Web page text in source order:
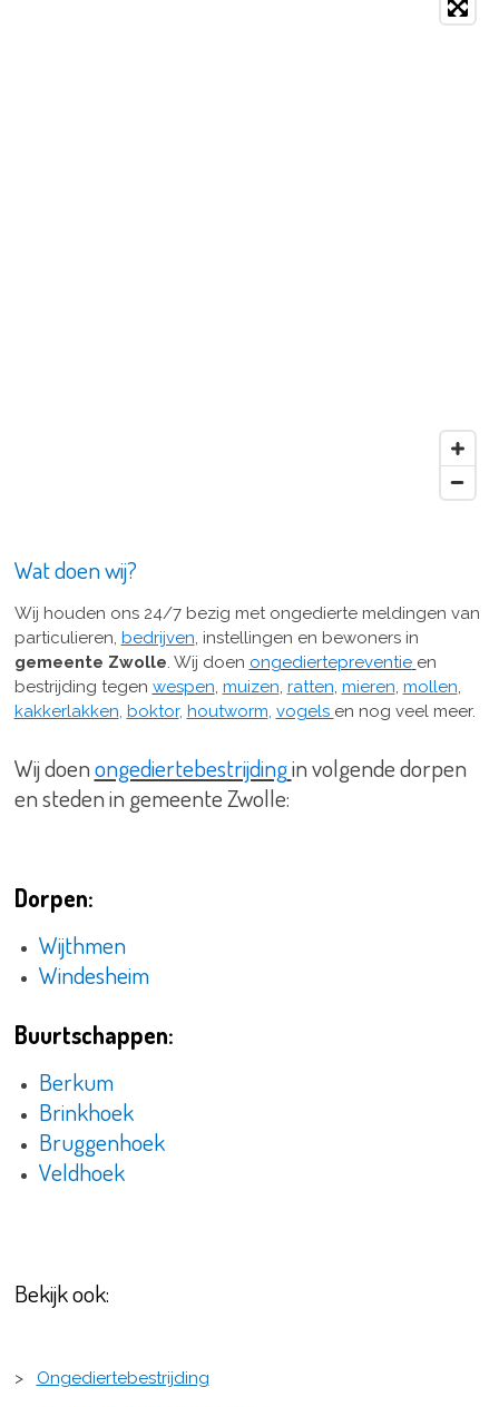
Wat doen wij?
Wij houden ons 24/7 bezig met ongedierte meldingen van
particulieren, bedrijven, instellingen en bewoners in
gemeente Zwolle. Wij doen ongediertepreventie en
bestrijding tegen wespen, muizen, ratten, mieren, mollen,
kakkerlakken, boktor, houtworm, vogels en nog veel meer.
Wij doenongediertebestrijdingin volgende dorpen
en steden in gemeente Zwolle:
Dorpen:
Wijthmen
Windesheim
Buurtschappen:
Berkum
Brinkhoek
Bruggenhoek
Veldhoek
Bekijk ook:
> Ongediertebestrijding